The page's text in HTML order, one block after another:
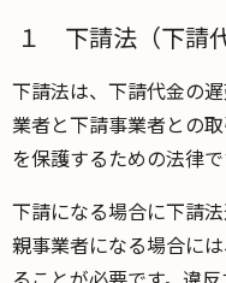
１ 下請法（下請
下請法は、下請代金の
業者と下請事業者との
を保護するための法律で
下請になる場合に下請
親事業者になる場合に